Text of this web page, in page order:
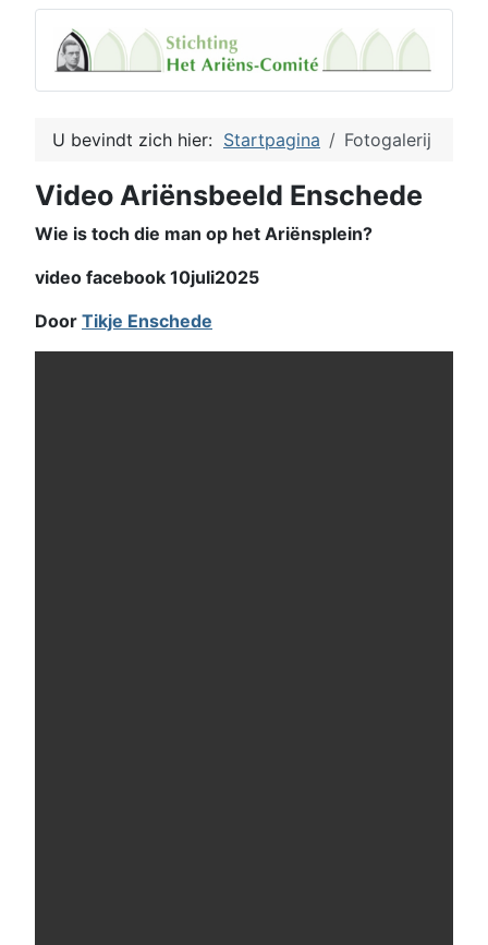
U bevindt zich hier: Startpagina Fotogalerij
Video Ariënsbeeld Enschede
Wie is toch die man op het Ariënsplein?
video facebook 10juli2025
Door Tikje Enschede